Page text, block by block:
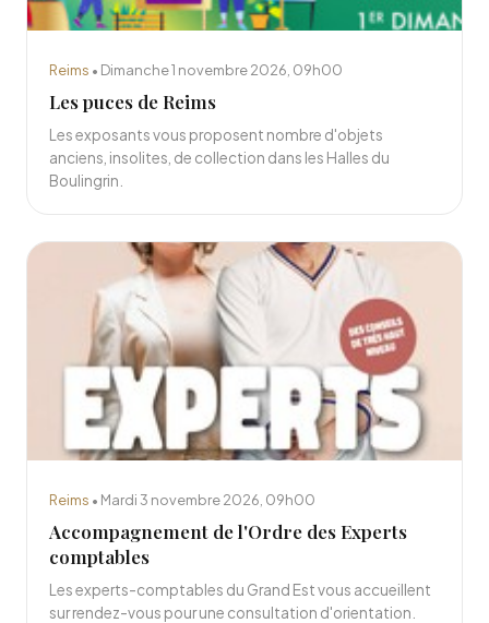
Reims • Dimanche 1 novembre 2026, 09h00
Les puces de Reims
Les exposants vous proposent nombre d'objets
anciens, insolites, de collection dans les Halles du
Boulingrin.
Reims • Mardi 3 novembre 2026, 09h00
Accompagnement de l'Ordre des Experts
comptables
Les experts-comptables du Grand Est vous accueillent
sur rendez-vous pour une consultation d'orientation.